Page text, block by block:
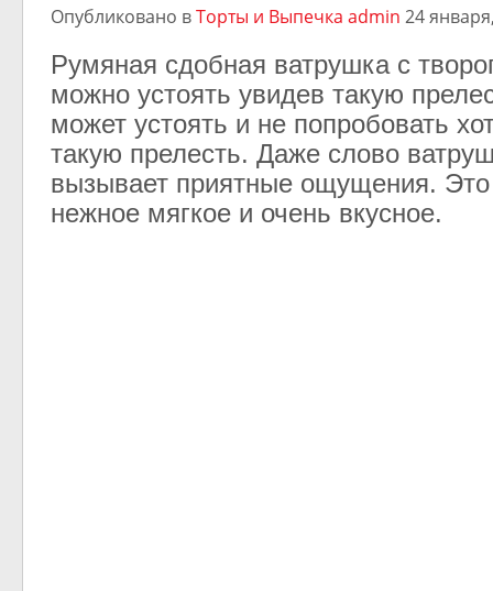
Опубликовано вТорты и Выпечка admin 24
Румяная сдобная ватрушка с
можно устоять увидев такую
может устоять и не попробовать
такую прелесть. Даже слово
вызывает приятные ощущения. Это
нежное мягкое и очень вкусное.